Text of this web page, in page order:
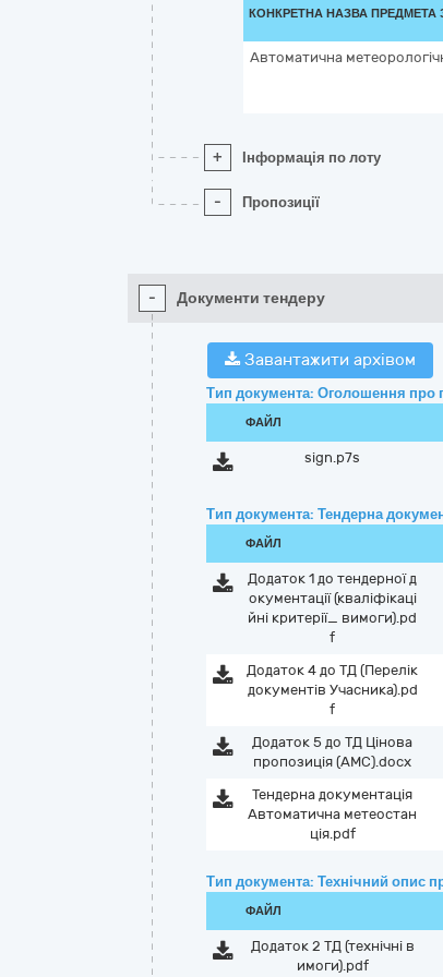
КОНКРЕТНА НАЗВА ПРЕДМЕТА
Автоматична
+ Інформація по лоту
- Пропозиції
- Документи тендеру
Завантажити архівом
Тип документа: Оголошення про
ФАЙЛ
sign.p7s
Тип документа: Тендерна
ФАЙЛ
Додаток 1 до тендерної д
окументації (кваліфікаці
йні критерії_ вимоги).pd
f
Додаток 4 до ТД (Перелік
документів Учасника).pd
f
Додаток 5 до ТД Цінова
пропозиція (АМС).docx
Тендерна документація
Автоматична метеостан
ція.pdf
Тип документа: Технічний опис
ФАЙЛ
Додаток 2 ТД (технічні в
имоги).pdf